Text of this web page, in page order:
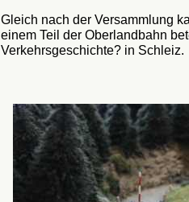
Gleich nach der Versammlung
einem Teil der Oberlandbahn
Verkehrsgeschichte? in Schleiz.